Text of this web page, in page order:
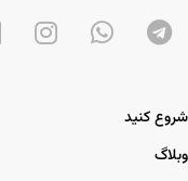
شروع کنید
وبلاگ